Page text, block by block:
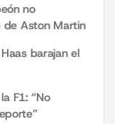
no
de Aston Martin
barajan el
F1: “No